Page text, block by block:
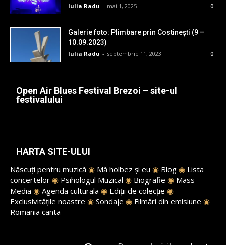
Iulia Radu - mai 1, 2025 0
Galerie foto: Plimbare prin Costinești (9 –
10.09.2023)
Iulia Radu - septembrie 11, 2023 0
Open Air Blues Festival Brezoi – site-ul
festivalului
HARTA SITE-ULUI
Născuți pentru muzică ◉ Mă holbez și eu ◉ Blog ◉ Lista
concertelor ◉ Psihologul Muzical ◉ Biografie ◉ Mass –
Media ◉ Agenda culturala ◉ Ediții de colecție ◉
Exclusivitățile noastre ◉ Sondaje ◉ Filmări din emisiune ◉
Romania canta